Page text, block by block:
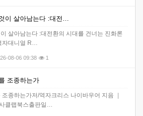
이 살아남는다 :대전…
살아남는다 :대전환의 시대를 건너는 진화론
자대니얼 R…
08-06 09:38 1
조종하는가
종하는가저/역자크리스 나이바우어 지음 ｜
클랩북스출판일…